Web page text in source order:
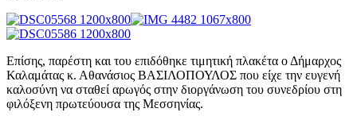
Επίσης, παρέστη και του επιδόθηκε τιμητική πλακέτα ο Δήμαρχος
Καλαμάτας κ. Αθανάσιος ΒΑΣΙΛΟΠΟΥΛΟΣ που είχε την ευγενή
καλοσύνη να σταθεί αρωγός στην διοργάνωση του συνεδρίου στη
φιλόξενη πρωτεύουσα της Μεσσηνίας.